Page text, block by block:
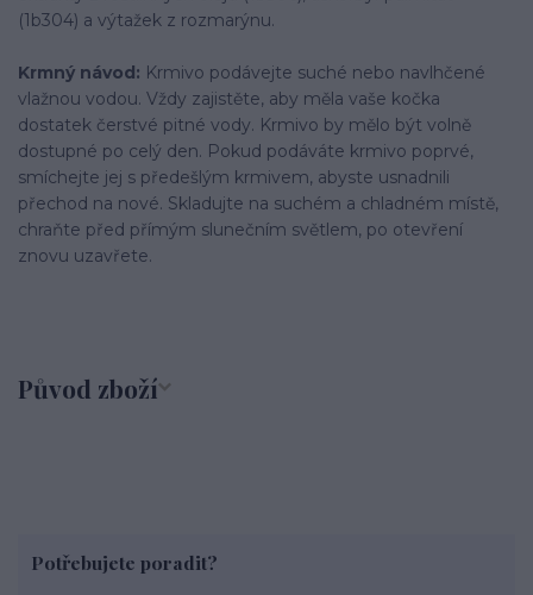
(1b304) a výtažek z rozmarýnu.
Krmný návod: Krmivo podávejte suché nebo navlhčené
vlažnou vodou. Vždy zajistěte, aby měla vaše kočka
dostatek čerstvé pitné vody. Krmivo by mělo být volně
dostupné po celý den. Pokud podáváte krmivo poprvé,
smíchejte jej s předešlým krmivem, abyste usnadnili
přechod na nové. Skladujte na suchém a chladném místě,
chraňte před přímým slunečním světlem, po otevření
znovu uzavřete.
Původ zboží
Potřebujete poradit?